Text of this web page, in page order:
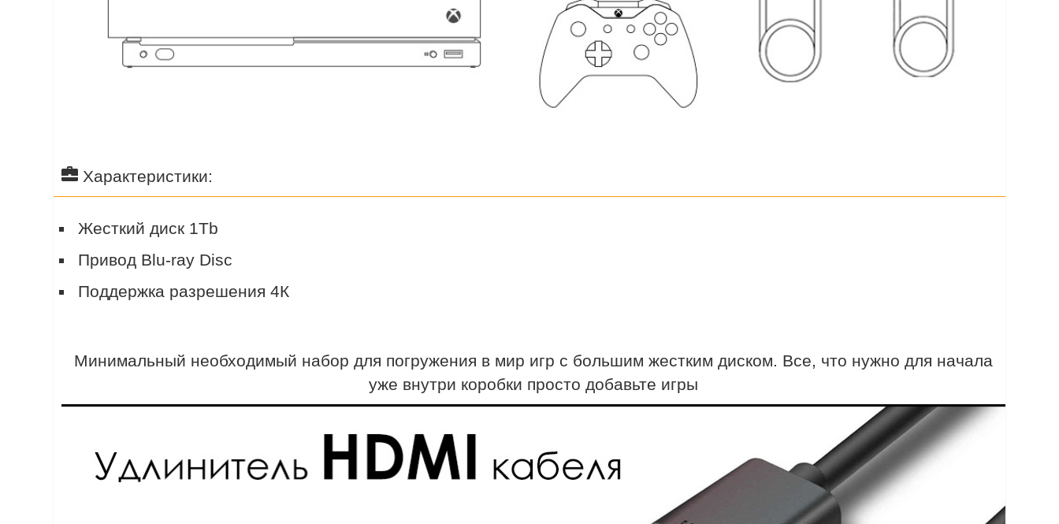
Характеристики:
Жесткий диск 1Tb
Привод Blu-ray Disc
Поддержка разрешения 4К
Минимальный необходимый набор для погружения в мир игр с большим жестким диском. Все, что нужно для начала
уже внутри коробки просто добавьте игры